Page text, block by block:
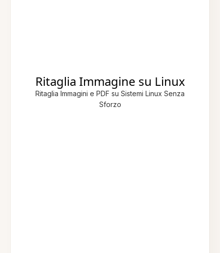
Ritaglia Immagine su Linux
Ritaglia Immagini e PDF su Sistemi Linux Senza
Sforzo